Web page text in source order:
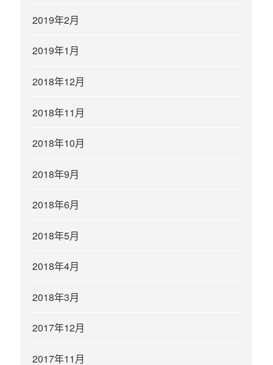
2019年2月
2019年1月
2018年12月
2018年11月
2018年10月
2018年9月
2018年6月
2018年5月
2018年4月
2018年3月
2017年12月
2017年11月